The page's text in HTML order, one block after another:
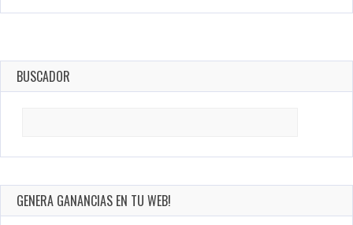
BUSCADOR
GENERA GANANCIAS EN TU WEB!